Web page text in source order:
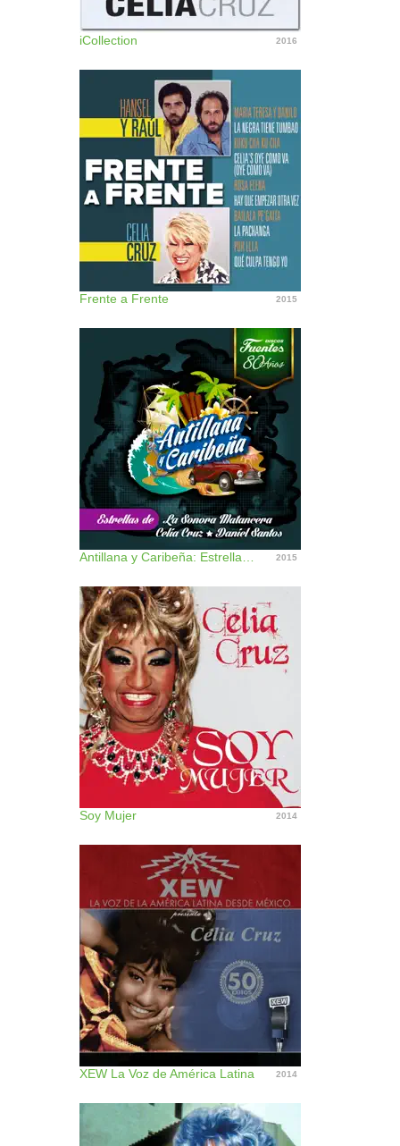
iCollection 2016
Frente a Frente 2015
2015
Soy Mujer 2014
XEW La Voz de América Latina 2014